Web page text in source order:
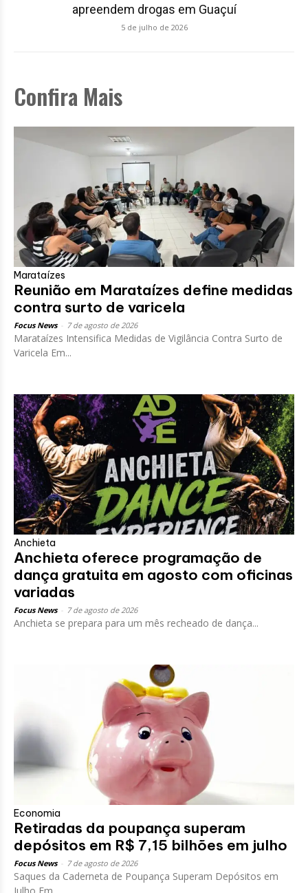
apreendem drogas em Guaçuí
5 de julho de 2026
Confira Mais
Marataízes
Reunião em Marataízes define medidas
contra surto de varicela
Focus News 7 de agosto de 2026
Marataízes Intensifica Medidas de Vigilância Contra Surto de
Varicela Em...
Anchieta
Anchieta oferece programação de
dança gratuita em agosto com oficinas
variadas
Focus News 7 de agosto de 2026
Anchieta se prepara para um mês recheado de dança...
Economia
Retiradas da poupança superam
depósitos em R$ 7,15 bilhões em julho
Focus News 7 de agosto de 2026
Saques da Caderneta de Poupança Superam Depósitos em